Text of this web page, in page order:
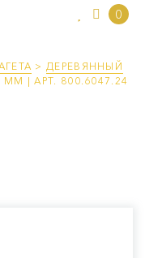
0
>ДЕРЕВЯННЫЙ
| АРТ. 800.6047.24